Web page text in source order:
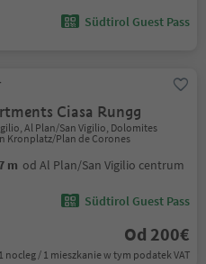
Südtirol Guest Pass
Ciasa Rungg
Al Plan/San Vigilio, Dolomites
Kronplatz/Plan de Corones
m od Al Plan/San Vigilio centrum
Südtirol Guest Pass
Od 200€
1 nocleg / 1 mieszkanie w tym podatek VAT